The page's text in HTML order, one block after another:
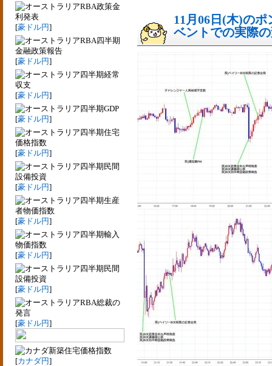
RBA政策金
利発表
[豪ドル円]
RBA四半期
金融政策報告
[豪ドル円]
四半期経常
収支
[豪ドル円]
四半期GDP
[豪ドル円]
四半期住宅
価格指数
[豪ドル円]
四半期民間
設備投資
[豪ドル円]
四半期生産
者物価指数
[豪ドル円]
四半期輸入
物価指数
[豪ドル円]
四半期民間
設備投資
[豪ドル円]
RBA総裁の
発言
[豪ドル円]
新築住宅価格指数
[カナダ円]
11月06日(木)の
ベントでの実際